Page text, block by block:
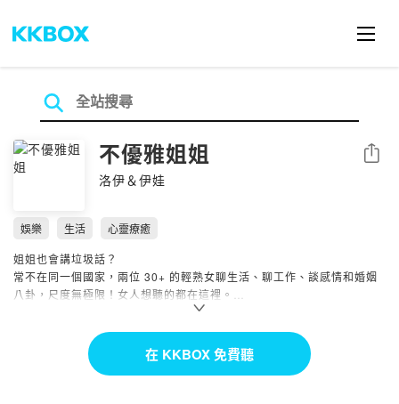
不優雅姐姐
洛伊＆伊娃
分享
娛樂 生活
心靈療癒
姐姐也會講垃圾話？
常不在同一個國家，兩位 30+ 的輕熟女聊生活、聊工作、談感情和婚姻
八卦，尺度無極限！女人想聽的都在這裡。
每週二上午 7:00 更新
unclassyladies@gmail.com
Instagram：不優雅姐姐
https://www.instagram.com/unclassyladies/
在 KKBOX 免費聽